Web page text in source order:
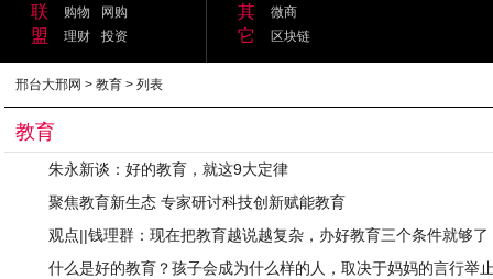
联
盟
购物
网购
理财
投资
其
它
微商
区块链
邢台大邢网 >教育 > 列表
教育
朱永新谈：好的教育，就这9大定律
聚焦教育新生态 专家研讨科技创新赋能教育
观点||钱理群：现在把教育越说越复杂，办好教育三个条件就够了
什么是好的教育？孩子会成为什么样的人，取决于妈妈的言行举